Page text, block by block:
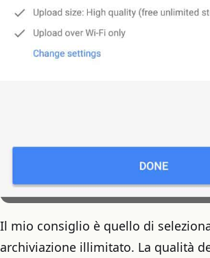
Il mio consiglio è quello di
archiviazione illimitato. La qualità